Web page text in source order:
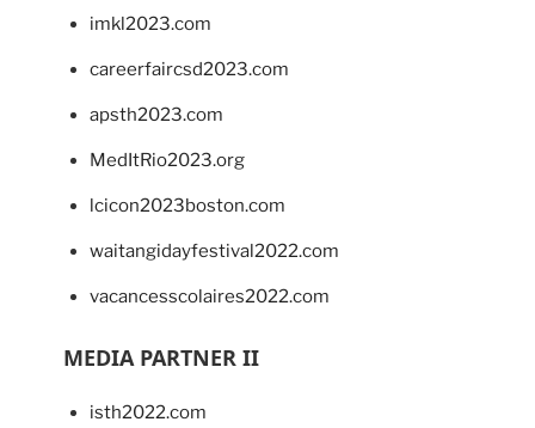
imkl2023.com
careerfaircsd2023.com
apsth2023.com
MedItRio2023.org
lcicon2023boston.com
waitangidayfestival2022.com
vacancesscolaires2022.com
MEDIA PARTNER II
isth2022.com